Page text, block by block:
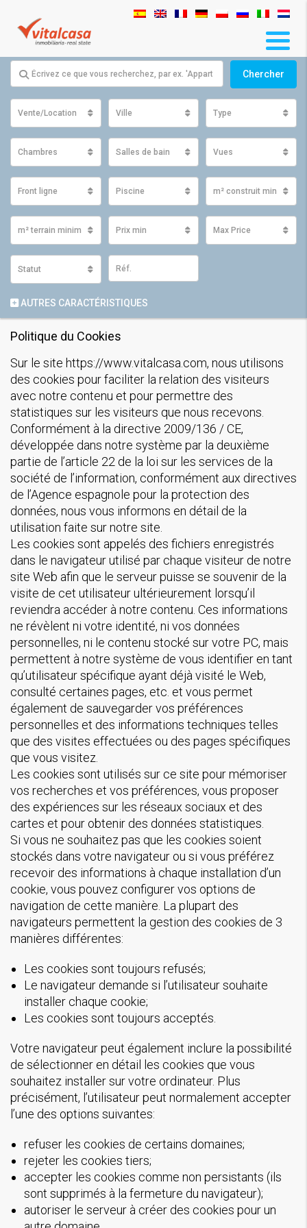
Chercher
Vente/Location Ville Type
Chambres Salles de bain Vues
Front ligne Piscine m² construit minimum
m² terrain minimum Prix ​​min Max Price
Statut
AUTRES CARACTÉRISTIQUES
Politique du Cookies
Sur le site https://www.vitalcasa.com, nous utilisons
des cookies pour faciliter la relation des visiteurs
avec notre contenu et pour permettre des
statistiques sur les visiteurs que nous recevons.
Conformément à la directive 2009/136 / CE,
développée dans notre système par la deuxième
partie de l’article 22 de la loi sur les services de la
société de l’information, conformément aux directives
de l’Agence espagnole pour la protection des
données, nous vous informons en détail de la
utilisation faite sur notre site.
Les cookies sont appelés des fichiers enregistrés
dans le navigateur utilisé par chaque visiteur de notre
site Web afin que le serveur puisse se souvenir de la
visite de cet utilisateur ultérieurement lorsqu’il
reviendra accéder à notre contenu. Ces informations
ne révèlent ni votre identité, ni vos données
personnelles, ni le contenu stocké sur votre PC, mais
permettent à notre système de vous identifier en tant
qu’utilisateur spécifique ayant déjà visité le Web,
consulté certaines pages, etc. et vous permet
également de sauvegarder vos préférences
personnelles et des informations techniques telles
que des visites effectuées ou des pages spécifiques
que vous visitez.
Les cookies sont utilisés sur ce site pour mémoriser
vos recherches et vos préférences, vous proposer
des expériences sur les réseaux sociaux et des
cartes et pour obtenir des données statistiques.
Si vous ne souhaitez pas que les cookies soient
stockés dans votre navigateur ou si vous préférez
recevoir des informations à chaque installation d’un
cookie, vous pouvez configurer vos options de
navigation de cette manière. La plupart des
navigateurs permettent la gestion des cookies de 3
manières différentes:
Les cookies sont toujours refusés;
Le navigateur demande si l’utilisateur souhaite
installer chaque cookie;
Les cookies sont toujours acceptés.
Votre navigateur peut également inclure la possibilité
de sélectionner en détail les cookies que vous
souhaitez installer sur votre ordinateur. Plus
précisément, l’utilisateur peut normalement accepter
l’une des options suivantes:
refuser les cookies de certains domaines;
rejeter les cookies tiers;
accepter les cookies comme non persistants (ils
sont supprimés à la fermeture du navigateur);
autoriser le serveur à créer des cookies pour un